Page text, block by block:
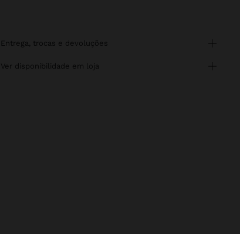
entrega, trocas e devoluções
ver disponibilidade em loja